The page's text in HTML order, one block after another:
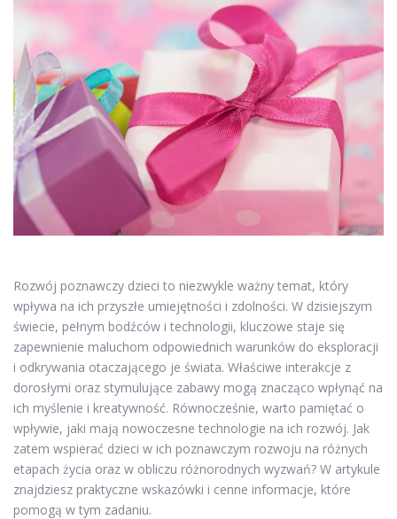
Rozwój poznawczy dzieci to niezwykle ważny temat, który
wpływa na ich przyszłe umiejętności i zdolności. W dzisiejszym
świecie, pełnym bodźców i technologii, kluczowe staje się
zapewnienie maluchom odpowiednich warunków do eksploracji
i odkrywania otaczającego je świata. Właściwe interakcje z
dorosłymi oraz stymulujące zabawy mogą znacząco wpłynąć na
ich myślenie i kreatywność. Równocześnie, warto pamiętać o
wpływie, jaki mają nowoczesne technologie na ich rozwój. Jak
zatem wspierać dzieci w ich poznawczym rozwoju na różnych
etapach życia oraz w obliczu różnorodnych wyzwań? W artykule
znajdziesz praktyczne wskazówki i cenne informacje, które
pomogą w tym zadaniu.